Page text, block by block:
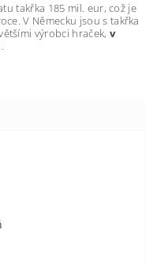
takřka 185 mil. eur, což je
V Německu jsou s takřka
výrobci hraček, v
.